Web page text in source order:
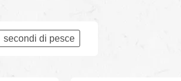
secondi di pesce